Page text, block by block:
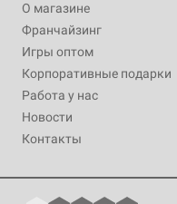
О магазине
Франчайзинг
Игры оптом
Корпоративные подарки
Работа у нас
Новости
Контакты